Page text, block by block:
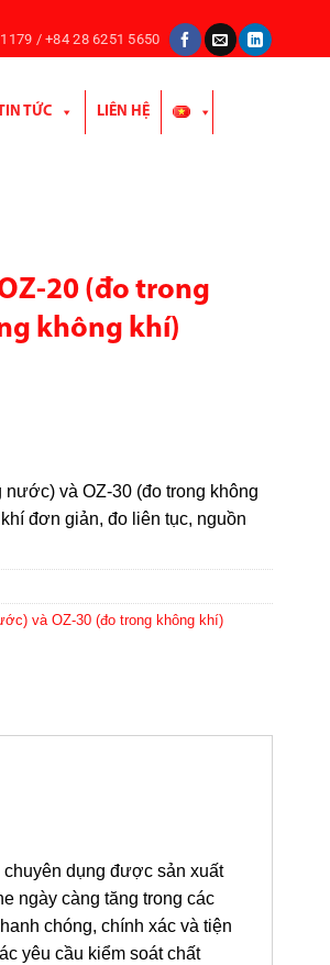
/ +84 28 6251 5650
TỨC LIÊN HỆ
20 (đo trong
không khí)
nước) và OZ-30 (đo trong không
đơn giản, đo liên tục, nguồn
và OZ-30 (đo trong không khí)
chuyên dụng được sản xuất
ngày càng tăng trong các
chóng, chính xác và tiện
yêu cầu kiểm soát chất